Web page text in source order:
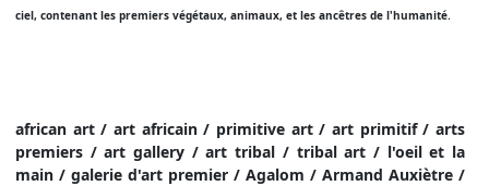
ciel, contenant les premiers végétaux, animaux, et les ancêtres de l'humanité.
african art / art africain / primitive art / art primitif / arts
premiers / art gallery / art tribal / tribal art / l'oeil et la
main / galerie d'art premier / Agalom / Armand Auxiètre /